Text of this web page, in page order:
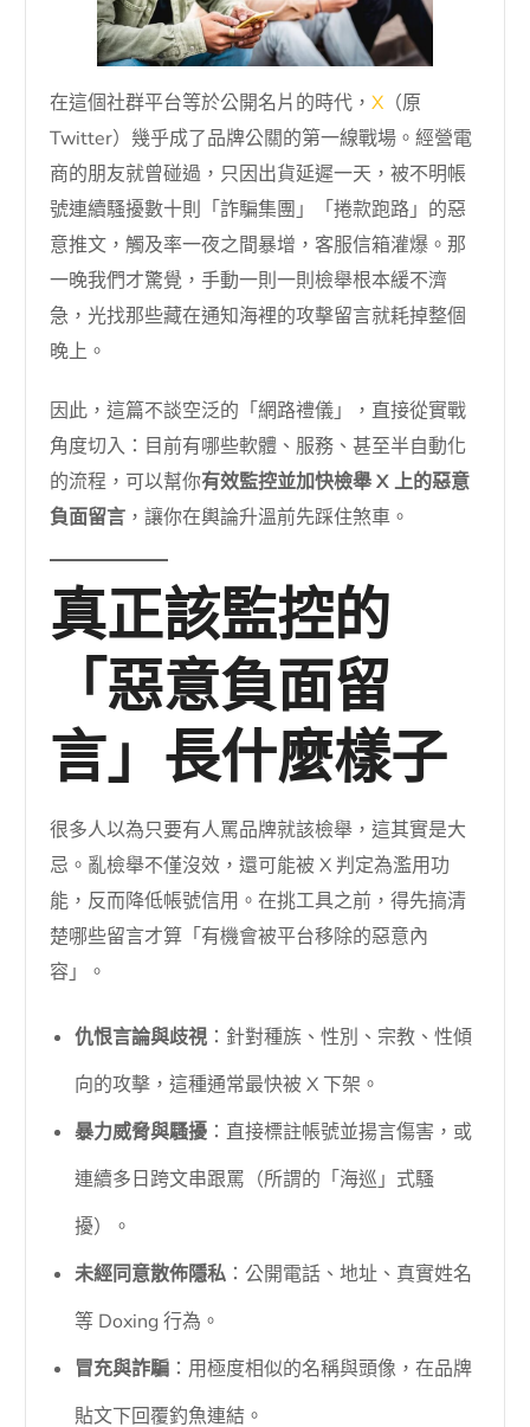
在這個社群平台等於公開名片的時代，X （原
Twitter）幾乎成了品牌公關的第一線戰場。經營電
商的朋友就曾碰過，只因出貨延遲一天，被不明帳
號連續騷擾數十則「詐騙集團」「捲款跑路」的惡
意推文，觸及率一夜之間暴增，客服信箱灌爆。那
一晚我們才驚覺，手動一則一則檢舉根本緩不濟
急，光找那些藏在通知海裡的攻擊留言就耗掉整個
晚上。
因此，這篇不談空泛的「網路禮儀」，直接從實戰
角度切入：目前有哪些軟體、服務、甚至半自動化
的流程，可以幫你有效監控並加快檢舉 X 上的惡意
負面留言 ，讓你在輿論升溫前先踩住煞車。
真正該監控的
「惡意負面留
言」長什麼樣子
很多人以為只要有人罵品牌就該檢舉，這其實是大
忌。亂檢舉不僅沒效，還可能被 X 判定為濫用功
能，反而降低帳號信用。在挑工具之前，得先搞清
楚哪些留言才算「有機會被平台移除的惡意內
容」。
仇恨言論與歧視 ：針對種族、性別、宗教、性傾
向的攻擊，這種通常最快被 X 下架。
暴力威脅與騷擾 ：直接標註帳號並揚言傷害，或
連續多日跨文串跟罵（所謂的「海巡」式騷
擾）。
未經同意散佈隱私 ：公開電話、地址、真實姓名
等 Doxing 行為。
冒充與詐騙 ：用極度相似的名稱與頭像，在品牌
貼文下回覆釣魚連結。